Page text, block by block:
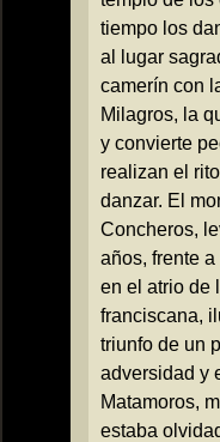
tiempo los
al lugar
camerín con
Milagros, la
y convierte
realizan el
danzar. El
Concheros,
años, frente a
en el atrio de
franciscana,
triunfo de un
adversidad y
Matamoros,
estaba